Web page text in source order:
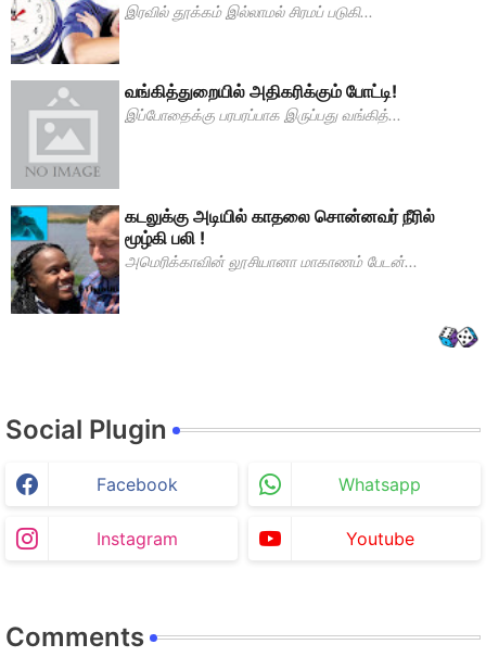
இரவில் தூக்கம் இல்லாமல் சிரமப் படுகி...
வங்கித்துறையில் அதிகரிக்கும் போட்டி!
இப்போதைக்கு பரபரப்பாக இருப்பது வங்கித்...
கடலுக்கு அடியில் காதலை சொன்னவர் நீரில்
மூழ்கி பலி !
அமெரிக்காவின் லூசியானா மாகாணம் பேடன்...
Social Plugin
Facebook Whatsapp
Instagram Youtube
Comments